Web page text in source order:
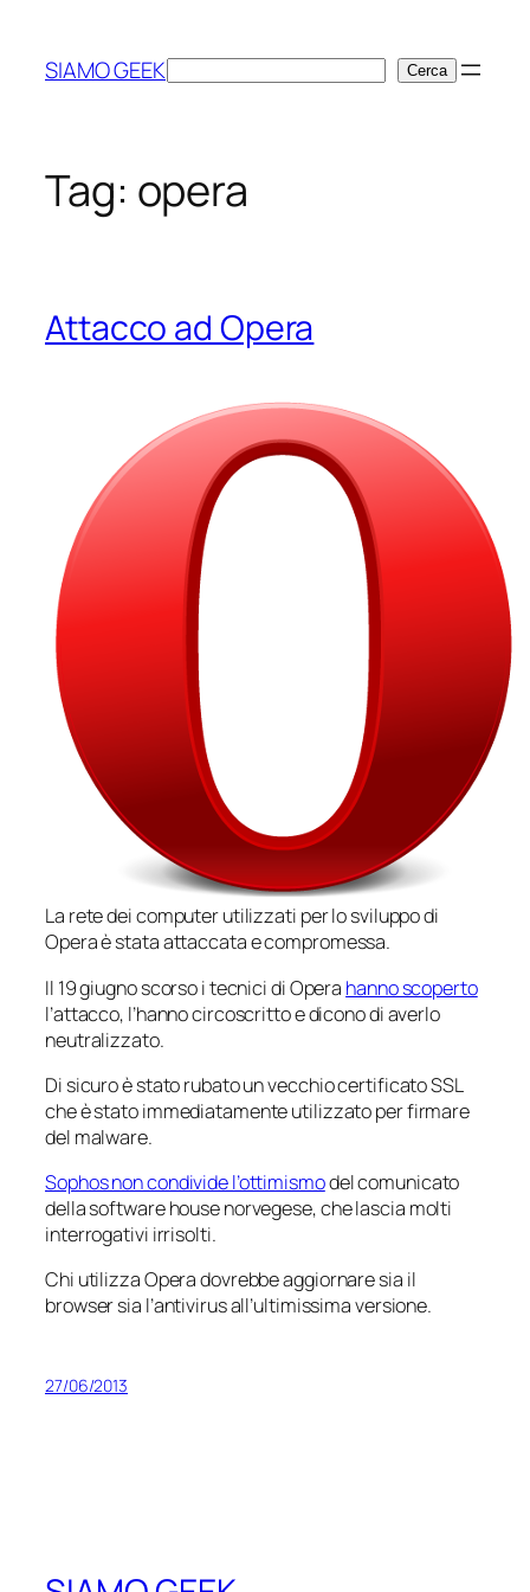
contenuto
SIAMO GEEKCerca Cerca
Tag: opera
Attacco ad Opera
La rete dei computer utilizzati per lo sviluppo di
Opera è stata attaccata e compromessa.
Il 19 giugno scorso i tecnici di Opera hanno scoperto
l’attacco, l’hanno circoscritto e dicono di averlo
neutralizzato.
Di sicuro è stato rubato un vecchio certificato SSL
che è stato immediatamente utilizzato per firmare
del malware.
Sophos non condivide l’ottimismodel comunicato
della software house norvegese, che lascia molti
interrogativi irrisolti.
Chi utilizza Opera dovrebbe aggiornare sia il
browser sia l’antivirus all’ultimissima versione.
27/06/2013